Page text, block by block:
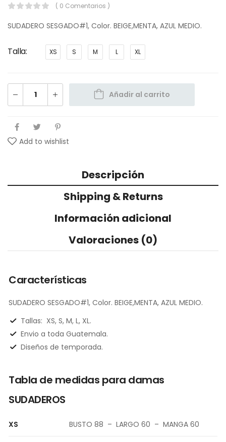
( 0 Comentarios )
SUDADERO SESGADO#1, Color. BEIGE,MENTA, AZUL MEDIO.
Talla XS S M L XL
Añadir al carrito
Add to wishlist
Descripción
Shipping & Returns
Información adicional
Valoraciones (0)
Características
SUDADERO SESGADO#1, Color. BEIGE,MENTA, AZUL MEDIO.
Tallas: XS, S, M, L, XL.
Envio a toda Guatemala.
Diseños de temporada.
Tabla de medidas para damas
SUDADEROS
XS BUSTO 88 – LARGO 60 – MANGA 60